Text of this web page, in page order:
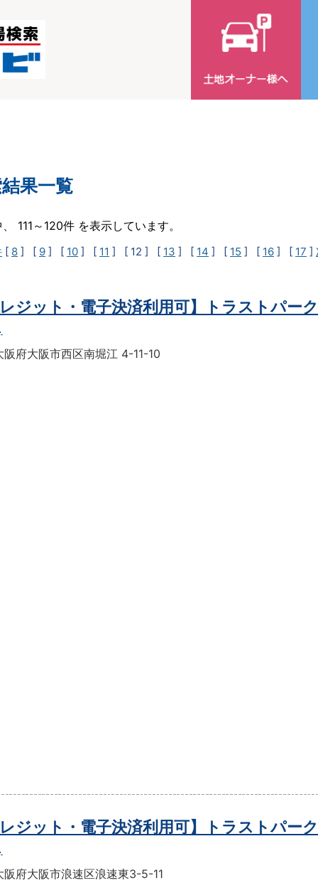
果一覧
111～120件 を表示しています。
[ 8 ] [ 9 ] [ 10 ] [ 11 ] [ 12 ] [ 13 ] [ 14 ] [ 15 ] [ 16 ] [ 17 ]
レジット・電子決済利用可】トラストパー
阪府大阪市西区南堀江 4-11-10
レジット・電子決済利用可】トラストパー
阪府大阪市浪速区浪速東3-5-11